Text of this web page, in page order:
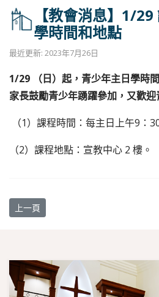
【教會消息】1/
學時間和地點
最近更新: 2023年7月26日
1/29 （日）起，青少年主日學時
家長鼓勵青少年踴躍參加，又歡迎
（1）課程時間：每主日上午9：
（2）課程地點：宣教中心 2 樓。
上一篇文章: 【教會消息】報名陪伴
上一頁